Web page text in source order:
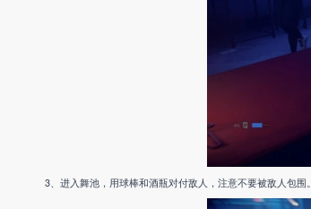
3、进入舞池，用球棒和酒瓶对付敌人，注意不要被敌人包围。